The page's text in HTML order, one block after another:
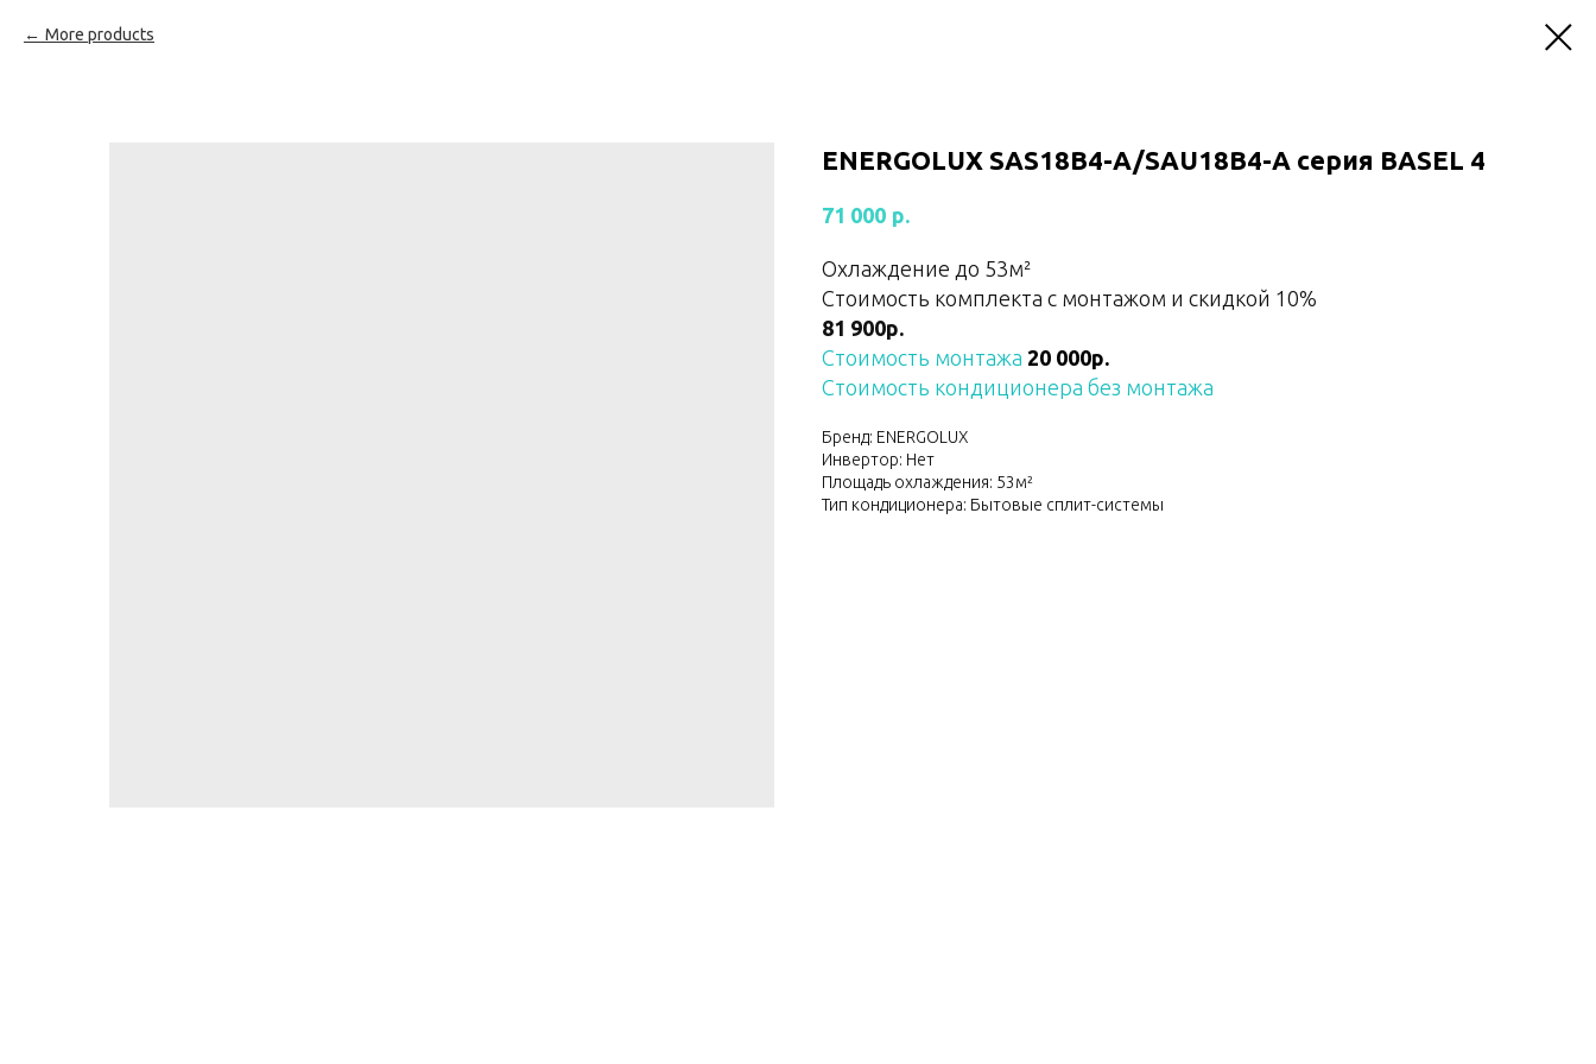
More products
ENERGOLUX SAS18B4-A/SAU18B4-A серия BASEL 4
71 000 р.
Охлаждение до 53м²
Стоимость комплекта с монтажом и скидкой 10%
81 900р.
Стоимость монтажа 20 000р.
Стоимость кондиционера без монтажа
Бренд: ENERGOLUX
Инвертор: Нет
Площадь охлаждения: 53м²
Тип кондиционера: Бытовые сплит-системы